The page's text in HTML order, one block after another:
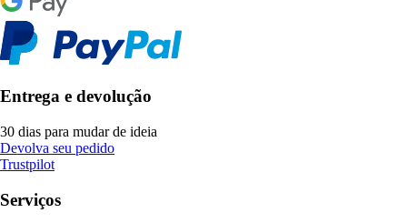
Entrega e devolução
30 dias para mudar de ideia
Devolva seu pedido
Trustpilot
Serviços